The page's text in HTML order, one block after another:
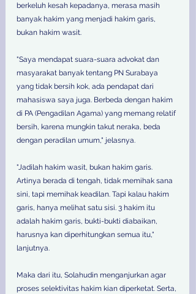
berkeluh kesah kepadanya, merasa masih
banyak hakim yang menjadi hakim garis,
bukan hakim wasit.
"Saya mendapat suara-suara advokat dan
masyarakat banyak tentang PN Surabaya
yang tidak bersih kok, ada pendapat dari
mahasiswa saya juga. Berbeda dengan hakim
di PA (Pengadilan Agama) yang memang relatif
bersih, karena mungkin takut neraka, beda
dengan peradilan umum," jelasnya.
"Jadilah hakim wasit, bukan hakim garis.
Artinya berada di tengah, tidak memihak sana
sini, tapi memihak keadilan. Tapi kalau hakim
garis, hanya melihat satu sisi. 3 hakim itu
adalah hakim garis, bukti-bukti diabaikan,
harusnya kan diperhitungkan semua itu,"
lanjutnya.
Maka dari itu, Solahudin menganjurkan agar
proses selektivitas hakim kian diperketat. Serta,